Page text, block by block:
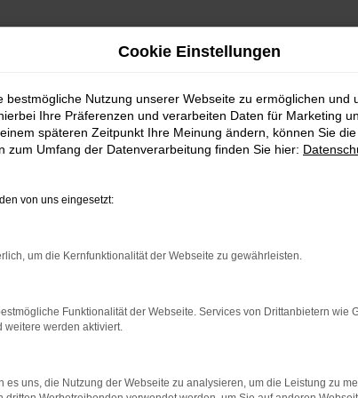
das Laden bestimmter Seiten verhindern.
Cookie Einstellungen
bestmögliche Nutzung unserer Webseite zu ermöglichen und
Ihre Präferenzen und verarbeiten Daten für Marketing
späteren Zeitpunkt Ihre Meinung ändern, können Sie
zum Umfang der Datenverarbeitung finden Sie hier:
von uns eingesetzt:
um die Kernfunktionalität der Webseite zu gewährleisten.
Funktionalität der Webseite. Services von Drittanbietern wie
weitere werden aktiviert.
es uns, die Nutzung der Webseite zu analysieren, um die Leistung zu